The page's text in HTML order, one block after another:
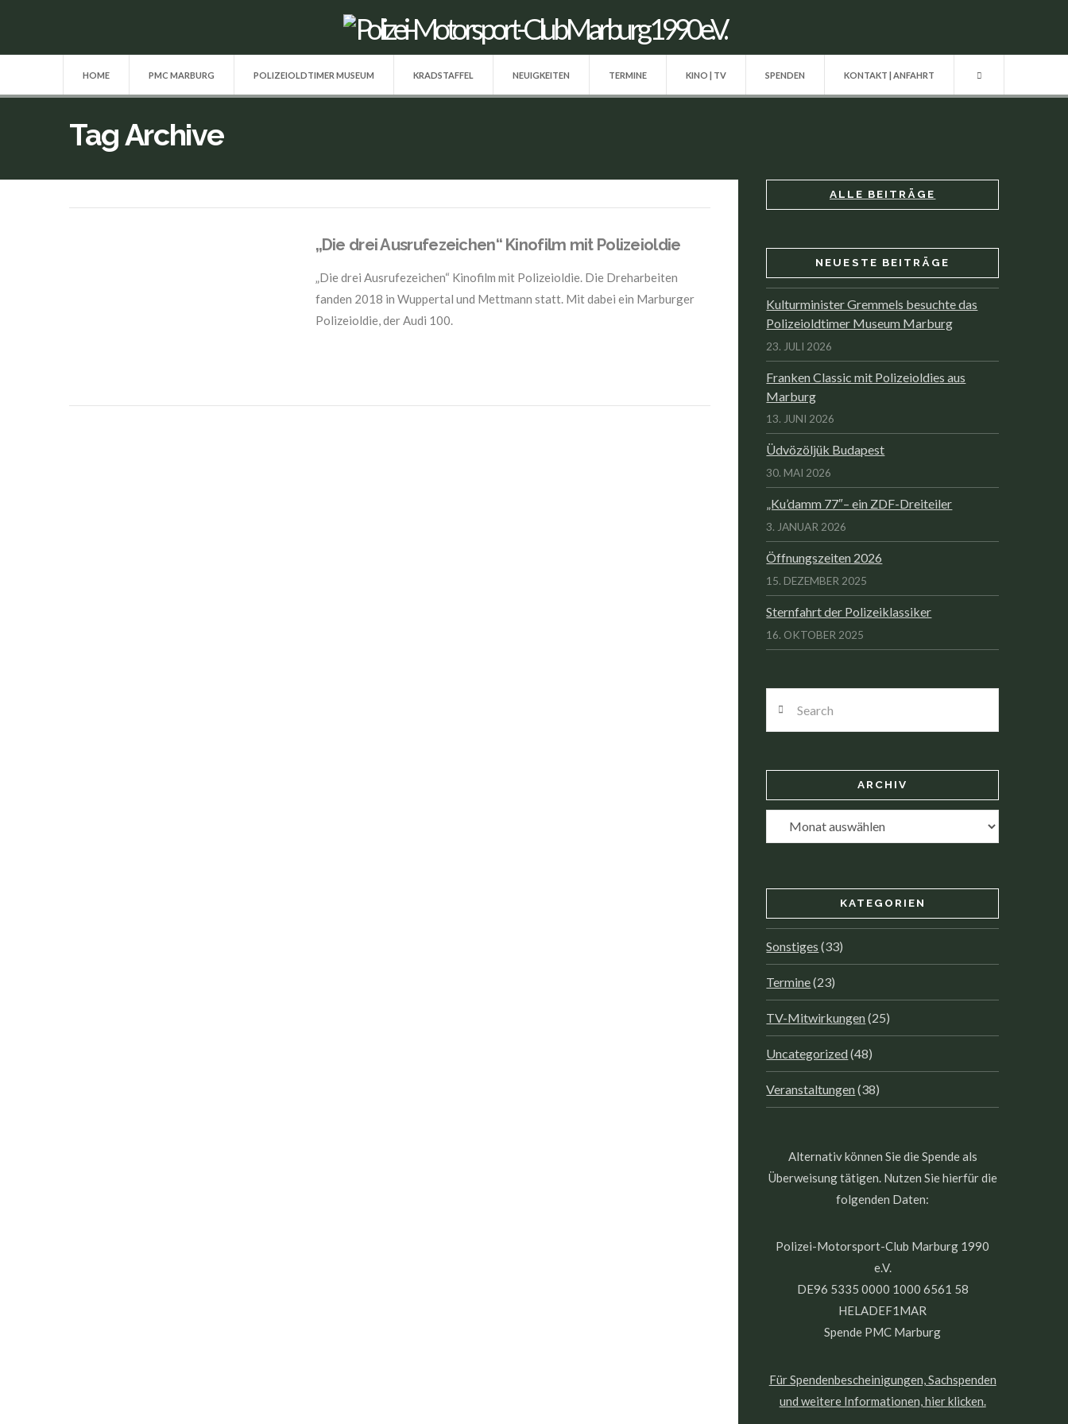
HOME PMC MARBURG POLIZEIOLDTIMER MUSEUM KRADSTAFFEL NEUIGKEITEN TERMINE KINO | TV SPENDEN KONTAKT | ANFAHRT
Tag Archive
„Die drei Ausrufezeichen“ Kinofilm mit Polizeioldie
„Die drei Ausrufezeichen“ Kinofilm mit Polizeioldie. Die Dreharbeiten
fanden 2018 in Wuppertal und Mettmann statt. Mit dabei ein Marburger
Polizeioldie, der Audi 100.
ALLE BEITRÄGE
NEUESTE BEITRÄGE
Kulturminister Gremmels besuchte das
Polizeioldtimer Museum Marburg
23. JULI 2026
Franken Classic mit Polizeioldies aus
Marburg
13. JUNI 2026
Üdvözöljük Budapest
30. MAI 2026
„Ku’damm 77″– ein ZDF-Dreiteiler
3. JANUAR 2026
Öffnungszeiten 2026
15. DEZEMBER 2025
Sternfahrt der Polizeiklassiker
16. OKTOBER 2025
ARCHIV
Archiv
KATEGORIEN
Sonstiges (33)
Termine(23)
TV-Mitwirkungen(25)
Uncategorized(48)
Veranstaltungen(38)
Alternativ können Sie die Spende als
Überweisung tätigen. Nutzen Sie hierfür die
folgenden Daten:
Polizei-Motorsport-Club Marburg 1990
e.V.
DE96 5335 0000 1000 6561 58
HELADEF1MAR
Spende PMC Marburg
Für Spendenbescheinigungen, Sachspenden
und weitere Informationen, hier klicken.